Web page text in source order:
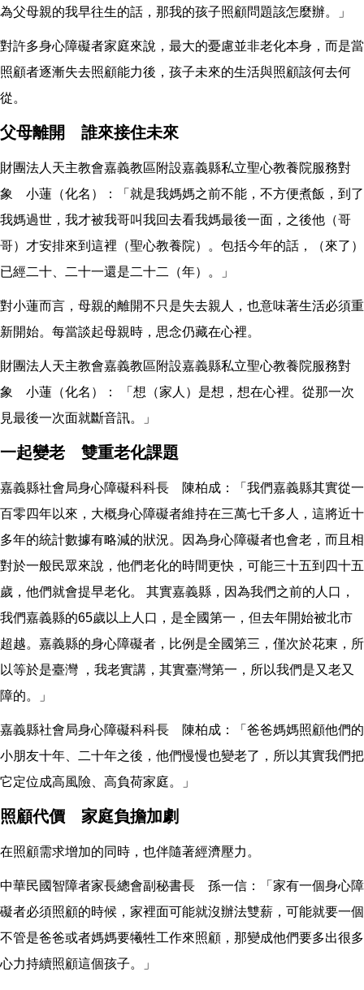
為父母親的我早往生的話，那我的孩子照顧問題該怎麼辦。」
對許多身心障礙者家庭來說，最大的憂慮並非老化本身，而是當
照顧者逐漸失去照顧能力後，孩子未來的生活與照顧該何去何
從。
父母離開 誰來接住未來
財團法人天主教會嘉義教區附設嘉義縣私立聖心教養院服務對
象 小蓮（化名）：「就是我媽媽之前不能，不方便煮飯，到了
我媽過世，我才被我哥叫我回去看我媽最後一面，之後他（哥
哥）才安排來到這裡（聖心教養院）。包括今年的話，（來了）
已經二十、二十一還是二十二（年）。」
對小蓮而言，母親的離開不只是失去親人，也意味著生活必須重
新開始。每當談起母親時，思念仍藏在心裡。
財團法人天主教會嘉義教區附設嘉義縣私立聖心教養院服務對
象 小蓮（化名）： 「想（家人）是想，想在心裡。從那一次
見最後一次面就斷音訊。」
一起變老 雙重老化課題
嘉義縣社會局身心障礙科科長 陳柏成：「我們嘉義縣其實從一
百零四年以來，大概身心障礙者維持在三萬七千多人，這將近十
多年的統計數據有略減的狀況。因為身心障礙者也會老，而且相
對於一般民眾來說，他們老化的時間更快，可能三十五到四十五
歲，他們就會提早老化。 其實嘉義縣，因為我們之前的人口，
我們嘉義縣的65歲以上人口，是全國第一，但去年開始被北市
超越。嘉義縣的身心障礙者，比例是全國第三，僅次於花東，所
以等於是臺灣 ，我老實講，其實臺灣第一，所以我們是又老又
障的。」
嘉義縣社會局身心障礙科科長 陳柏成：「爸爸媽媽照顧他們的
小朋友十年、二十年之後，他們慢慢也變老了，所以其實我們把
它定位成高風險、高負荷家庭。」
照顧代價 家庭負擔加劇
在照顧需求增加的同時，也伴隨著經濟壓力。
中華民國智障者家長總會副秘書長 孫一信：「家有一個身心障
礙者必須照顧的時候，家裡面可能就沒辦法雙薪，可能就要一個
不管是爸爸或者媽媽要犧牲工作來照顧，那變成他們要多出很多
心力持續照顧這個孩子。」